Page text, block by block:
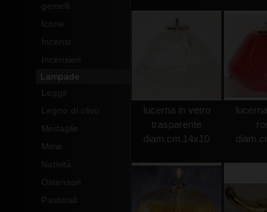
gemelli
Lampade
Leggii
Legno di olivo
Medaglie
Mitrie
Natività
Ostensori
Pastorali
lucerna in vetro
trasparente
diam.cm.14x10